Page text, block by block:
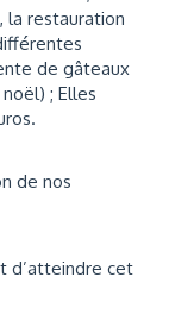
la restauration
de gâteaux
; Elles
de nos
d’atteindre cet